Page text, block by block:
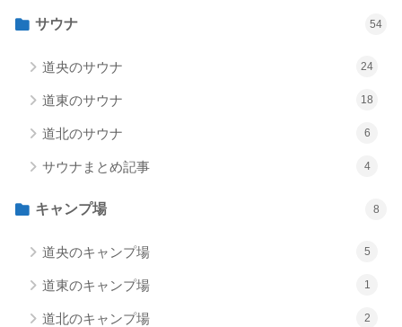
サウナ 54
道央のサウナ 24
道東のサウナ 18
道北のサウナ 6
サウナまとめ記事 4
キャンプ場 8
道央のキャンプ場 5
道東のキャンプ場 1
道北のキャンプ場 2